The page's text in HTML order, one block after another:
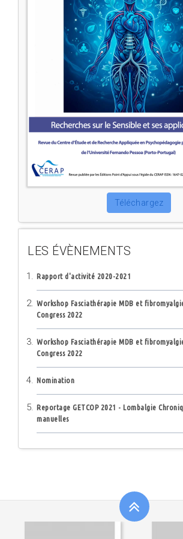
Téléchargez
LES ÉVÈNEMENTS
Rapport d'activité 2020-2021
Workshop Fasciathérapie MDB et
Congress 2022
Workshop Fasciathérapie MDB et
Congress 2022
Nomination
Reportage GETCOP 2021 - Lombalgie
manuelles